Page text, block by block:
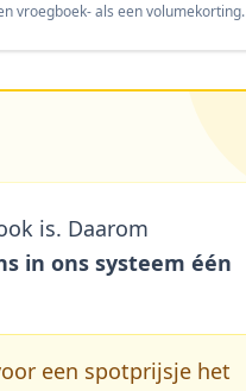
vroegboek- als een volumekorting.
is. Daarom
in ons systeem één
een spotprijsje het